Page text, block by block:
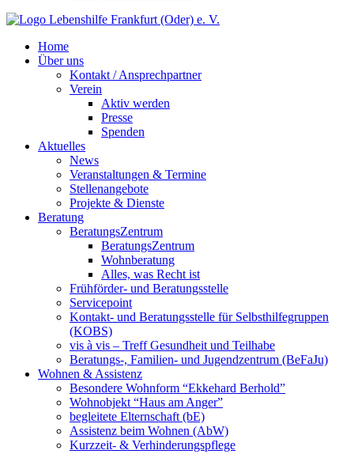
Home
Über uns
Kontakt / Ansprechpartner
Verein
Aktiv werden
Presse
Spenden
Aktuelles
News
Veranstaltungen & Termine
Stellenangebote
Projekte & Dienste
Beratung
BeratungsZentrum
BeratungsZentrum
Wohnberatung
Alles, was Recht ist
Frühförder- und Beratungsstelle
Servicepoint
Kontakt- und Beratungsstelle für Selbsthilfegruppen
(KOBS)
vis à vis – Treff Gesundheit und Teilhabe
Beratungs-, Familien- und Jugendzentrum (BeFaJu)
Wohnen & Assistenz
Besondere Wohnform “Ekkehard Berhold”
Wohnobjekt “Haus am Anger”
begleitete Elternschaft (bE)
Assistenz beim Wohnen (AbW)
Kurzzeit- & Verhinderungspflege